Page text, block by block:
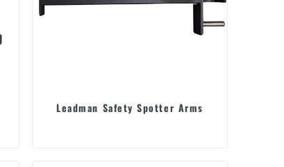
Leadman Safety Spotter Arms